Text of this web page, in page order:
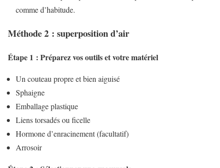
comme d’habitude.
Méthode 2 : superposition d’air
Étape 1 : Préparez vos outils et votre matériel
Un couteau propre et bien aiguisé
Sphaigne
Emballage plastique
Liens torsadés ou ficelle
Hormone d’enracinement (facultatif)
Arrosoir